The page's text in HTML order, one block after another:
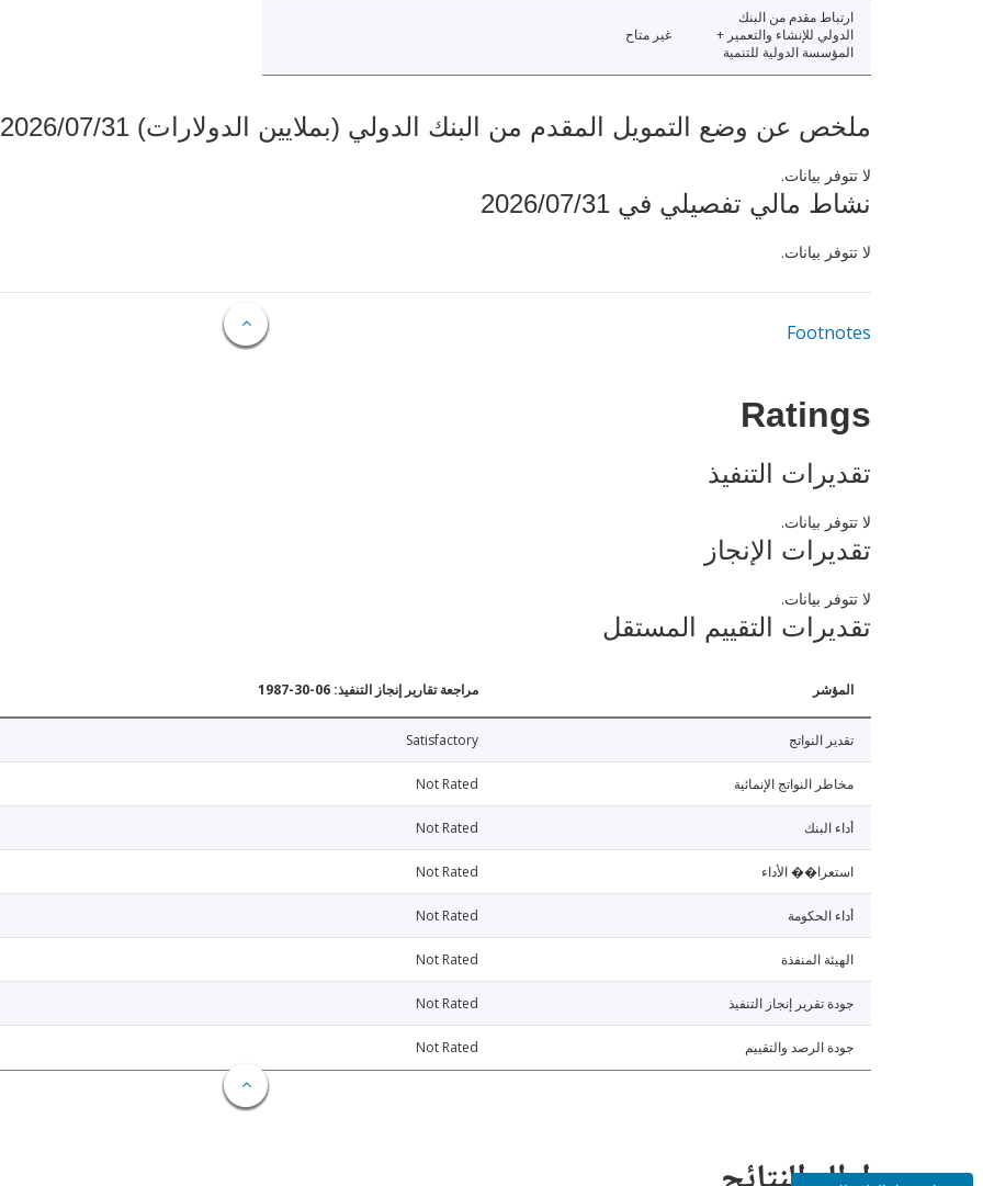
ارتباط مقدم من البنك
الدولي للإنشاء والتعمير +
المؤسسة الدولية للتنمية
غير متاح
ملخص عن وضع التمويل المقدم من البنك الدولي (بملايين الدولارات) 2026/07/31
لا تتوفر بيانات.
نشاط مالي تفصيلي في 2026/07/31
لا تتوفر بيانات.
Footnotes
Ratings
تقديرات التنفيذ
لا تتوفر بيانات.
تقديرات الإنجاز
لا تتوفر بيانات.
تقديرات التقييم المستقل
المؤشر مراجعة تقارير إنجاز التنفيذ: 06-30-1987
تقدير النواتج Satisfactory
مخاطر النواتج الإنمائية Not Rated
أداء البنك Not Rated
استعرا�� الأداء Not Rated
أداء الحكومة Not Rated
الهيئة المنفذة Not Rated
جودة تقرير إنجاز التنفيذ Not Rated
جودة الرصد والتقييم Not Rated